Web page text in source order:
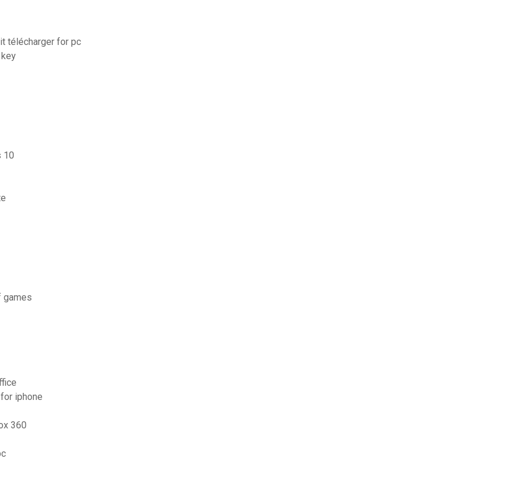
télécharger for pc
10
games
iphone
360